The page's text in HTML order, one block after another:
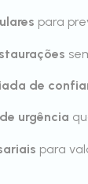
para
de
urgência
para